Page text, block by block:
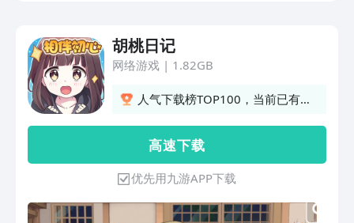
游戏。
胡桃日记
网络游戏| 1.82GB
人气下载榜TOP100，当前已有
高 速 下 载
优先用九游APP下载